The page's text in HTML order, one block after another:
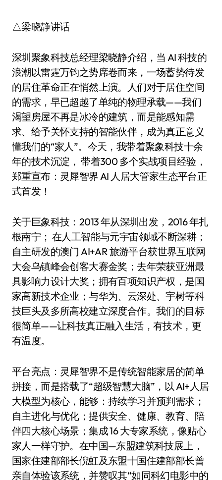
△梁晓静讲话
深圳聚象科技总经理梁晓静介绍，当 AI 科技的
浪潮以雷霆万钧之势席卷而来，一场蓄势待发
的居住革命正在悄然上演。人们对于居住空间
的需求，早已超越了单纯的物理承载——我们
渴望房屋不再是冰冷的建筑，而是能感知需
求、给予关怀支持的智能伙伴，成为真正意义
懂我们的“家人”。今天，我带着聚象科技十余
年的技术沉淀， 带着300 多个实战项目经验，
郑重宣布：灵犀智界 AI 人居大管家生态平台正
式首发！
关于巨象科技：2013 年从深圳出发，2016 年扎
根南宁； 在人工智能与元宇宙领域不断深耕；
自主研发的澳门 AI+AR 旅游平台获世界互联网
大会乌镇峰会创客大赛金奖；去年荣获亚洲最
具影响力设计大奖；拥有百项知识产权，是国
家高新技术企业；与华为、云深处、宇树等科
技巨头及多所高校建立深度合作。我们的目标
很简单——让科技真正融入生活，有技术，更
有温度。
平台亮点：灵犀智界不是传统智能家居的简单
拼接，而是搭载了“超级智慧大脑”，以 AI+人居
大模型为核心，能够：持续学习并预判需求；
自主进化与优化；提供安全、健康、教育、陪
伴四大核心场景；集成 16 大专家系统，像贴心
家人一样守护。在中国—东盟建筑科技展上，
国家住建部部长倪虹及东盟十国住建部部长曾
亲自体验该系统，并赞叹其“如同科幻电影中的